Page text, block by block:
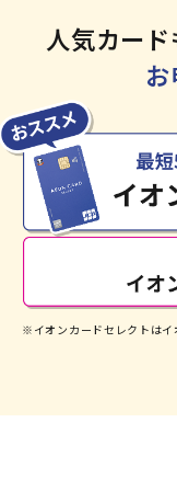
人気カー
※イオンカードセレクトはイ